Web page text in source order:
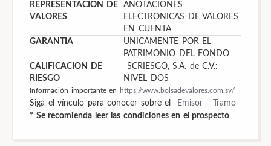
REPRESENTACION DE
VALORES
ANOTACIONES
ELECTRONICAS DE VALORES
EN CUENTA
GARANTIA
UNICAMENTE POR EL
PATRIMONIO DEL FONDO
CALIFICACION DE
RIESGO
SCRIESGO, S.A. de C.V.:
NIVEL DOS
Información importante en https://www.bolsadevalores.com.sv/
Siga el vínculo para conocer sobre el Emisor
Tramo
* Se recomienda leer las condiciones en el prospecto